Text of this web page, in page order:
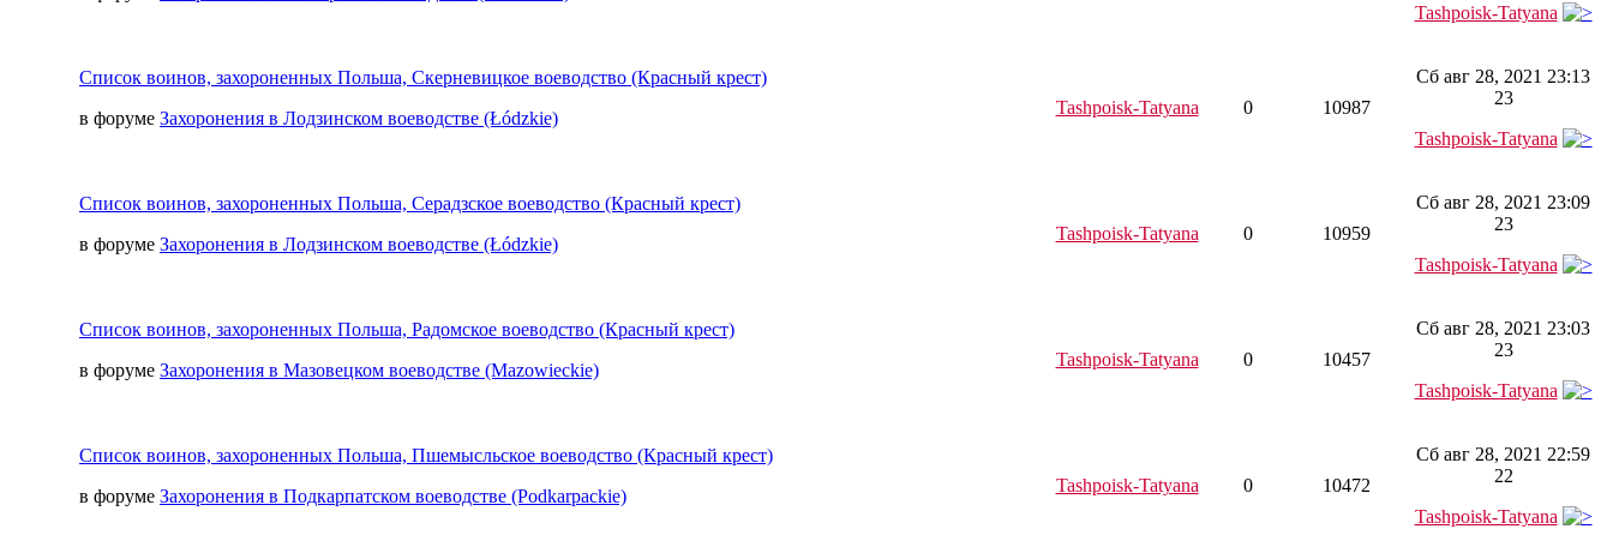
Tashpoisk-Tatyana
Список воинов, захороненных Польша, Скерневицкое воеводство (Красный крест)
в форуме Захоронения в Лодзинском воеводстве (Łódzkie)
Tashpoisk-Tatyana 0 10987
Сб авг 28, 2021 23:13
23
Tashpoisk-Tatyana
Список воинов, захороненных Польша, Серадзское воеводство (Красный крест)
в форуме Захоронения в Лодзинском воеводстве (Łódzkie)
Tashpoisk-Tatyana 0 10959
Сб авг 28, 2021 23:09
23
Tashpoisk-Tatyana
Список воинов, захороненных Польша, Радомское воеводство (Красный крест)
в форуме Захоронения в Мазовецком воеводстве (Mazowieckie)
Tashpoisk-Tatyana 0 10457
Сб авг 28, 2021 23:03
23
Tashpoisk-Tatyana
Список воинов, захороненных Польша, Пшемысльское воеводство (Красный крест)
в форуме Захоронения в Подкарпатском воеводстве (Podkarpackie)
Tashpoisk-Tatyana 0 10472
Сб авг 28, 2021 22:59
22
Tashpoisk-Tatyana